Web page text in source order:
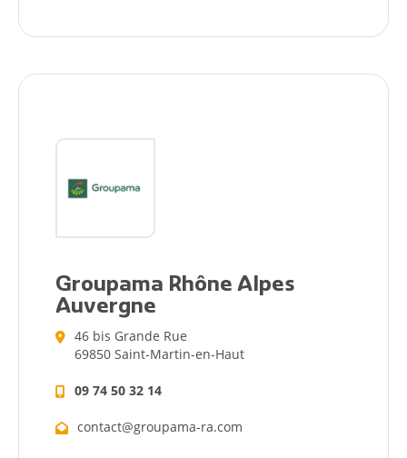
Groupama Rhône Alpes
Auvergne
46 bis Grande Rue
69850 Saint-Martin-en-Haut
09 74 50 32 14
contact@groupama-ra.com